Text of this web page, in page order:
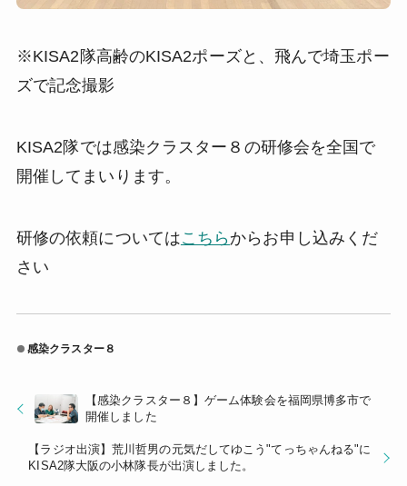
※KISA2隊高齢のKISA2ポーズと、飛んで埼玉ポー
ズで記念撮影
KISA2隊では感染クラスター８の研修会を全国で
開催してまいります。
研修の依頼についてはこちらからお申し込みくだ
さい
感染クラスター８
【感染クラスター８】ゲーム体験会を福岡県博多市で
開催しました
【ラジオ出演】荒川哲男の元気だしてゆこう"てっちゃんねる"に
KISA2隊大阪の小林隊長が出演しました。